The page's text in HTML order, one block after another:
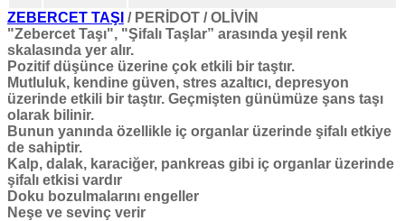
ZEBERCET TAŞI / PERİDOT / OLİVİN
"Zebercet Taşı", "Şifalı Taşlar” arasında yeşil renk
skalasında yer alır.
Pozitif düşünce üzerine çok etkili bir taştır.
Mutluluk, kendine güven, stres azaltıcı, depresyon
üzerinde etkili bir taştır. Geçmişten günümüze şans taşı
olarak bilinir.
Bunun yanında özellikle iç organlar üzerinde şifalı etkiye
de sahiptir.
Kalp, dalak, karaciğer, pankreas gibi iç organlar üzerinde
şifalı etkisi vardır
Doku bozulmalarını engeller
Neşe ve sevinç verir